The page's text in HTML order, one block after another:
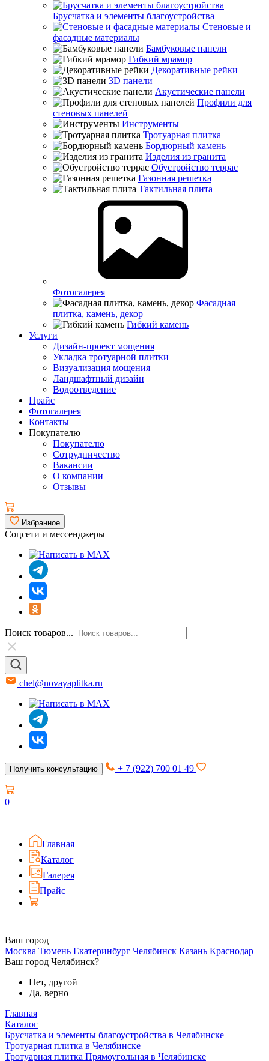
Брусчатка и элементы благоустройства
Стеновые и
фасадные материалы
Бамбуковые панели
Гибкий мрамор
Декоративные рейки
3D панели
Акустические панели
Профили для
стеновых панелей
Инструменты
Тротуарная плитка
Бордюрный камень
Изделия из гранита
Обустройство террас
Газонная решетка
Тактильная плита
Фотогалерея
Фасадная
плитка, камень, декор
Гибкий камень
Услуги
Дизайн-проект мощения
Укладка тротуарной плитки
Визуализация мощения
Ландшафтный дизайн
Водоотведение
Прайс
Фотогалерея
Контакты
Покупателю
Покупателю
Сотрудничество
Вакансии
О компании
Отзывы
Избранное
Соцсети и мессенджеры
Поиск товаров...
chel@novayaplitka.ru
Получить консультацию + 7 (922) 700 01 49
0
Главная
Каталог
Галерея
Прайс
Ваш город
Москва Тюмень Екатеринбург Челябинск Казань Краснодар
Ваш город Челябинск?
Нет, другой
Да, верно
Главная
Каталог
Брусчатка и элементы благоустройства в Челябинске
Тротуарная плитка в Челябинске
Тротуарная плитка Прямоугольная в Челябинске